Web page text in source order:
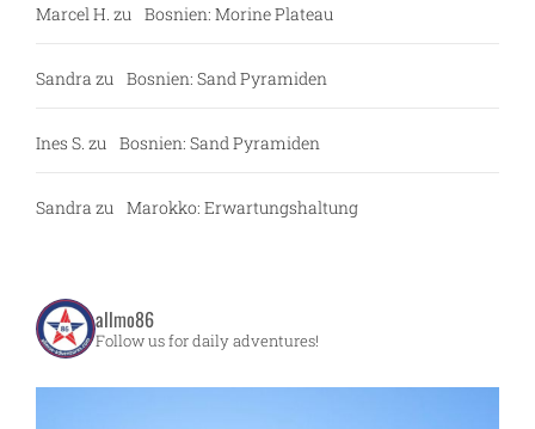
Marcel H. zu Bosnien: Morine Plateau
Sandra zu Bosnien: Sand Pyramiden
Ines S. zu Bosnien: Sand Pyramiden
Sandra zu Marokko: Erwartungshaltung
allmo86
Follow us for daily adventures!